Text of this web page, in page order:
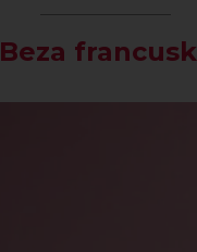
Beza